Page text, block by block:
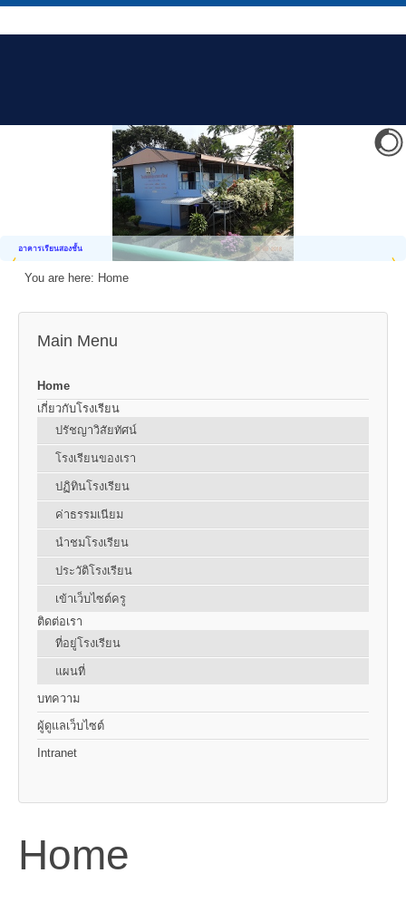
อาคารเรียนสองชั้น
You are here: Home
Main Menu
Home
เกี่ยวกับโรงเรียน
ปรัชญาวิสัยทัศน์
โรงเรียนของเรา
ปฏิทินโรงเรียน
ค่าธรรมเนียม
นำชมโรงเรียน
ประวัติโรงเรียน
เข้าเว็บไซต์ครู
ติดต่อเรา
ที่อยู่โรงเรียน
แผนที่
บทความ
ผู้ดูแลเว็บไซต์
Intranet
Home